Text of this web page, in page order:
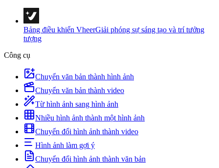
Bảng điều khiển VheerGiải phóng sự sáng tạo và trí tưởng
tượng
Công cụ
Chuyển văn bản thành hình ảnh
Chuyển văn bản thành video
Từ hình ảnh sang hình ảnh
Nhiều hình ảnh thành một hình ảnh
Chuyển đổi hình ảnh thành video
Hình ảnh làm gợi ý
Chuyển đổi hình ảnh thành văn bản